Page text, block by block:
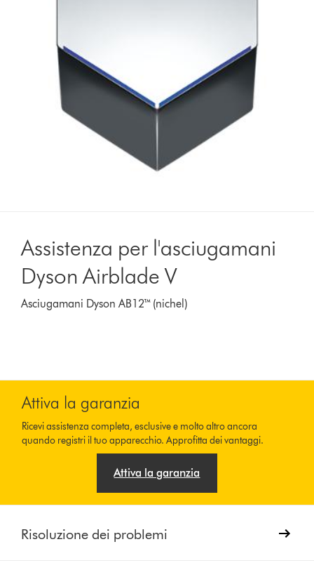
Assistenza per l'asciugamani
Dyson Airblade V
Asciugamani Dyson AB12™ (nichel)
Attiva la garanzia
Ricevi assistenza completa, esclusive e molto altro ancora
quando registri il tuo apparecchio. Approfitta dei vantaggi.
Attiva la garanzia
Risoluzione dei problemi